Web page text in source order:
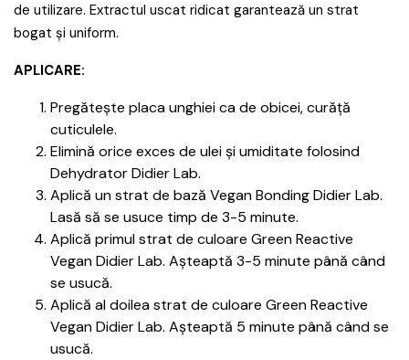
de utilizare. Extractul uscat ridicat garantează un strat
bogat și uniform.
APLICARE:
Pregătește placa unghiei ca de obicei, curăță
cuticulele.
Elimină orice exces de ulei și umiditate folosind
Dehydrator Didier Lab.
Aplică un strat de bază Vegan Bonding Didier Lab.
Lasă să se usuce timp de 3-5 minute.
Aplică primul strat de culoare Green Reactive
Vegan Didier Lab. Așteaptă 3-5 minute până când
se usucă.
Aplică al doilea strat de culoare Green Reactive
Vegan Didier Lab. Așteaptă 5 minute până când se
usucă.